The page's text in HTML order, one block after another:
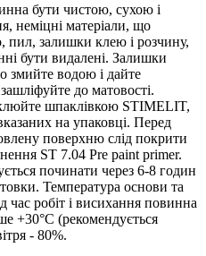
бути чистою, сухою і
неміцні матеріали, що
пил, залишки клею і розчину,
бути видалені. Залишки
змийте водою і дайте
до матовості.
шпаклівкою STIMELIT,
на упаковці. Перед
поверхню слід покрити
ST 7.04 Pre paint primer.
починати через 6-8 годин
Температура основи та
робіт і висихання повинна
+30°C (рекомендується
- 80%.